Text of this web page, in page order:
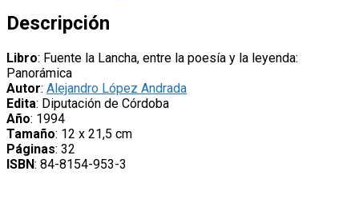
poesía
y
la
leyenda:
Panorámica’,
de
Alejandro
López
Andrada
cantidad
Descripción
Libro: Fuente la Lancha, entre la poesía y la leyenda:
Panorámica
Autor: Alejandro López Andrada
Edita: Diputación de Córdoba
Año: 1994
Tamaño: 12 x 21,5 cm
Páginas: 32
ISBN: 84-8154-953-3